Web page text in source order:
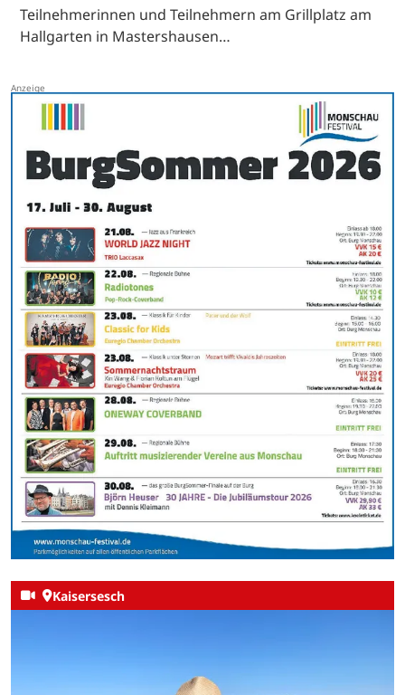
Teilnehmerinnen und Teilnehmern am Grillplatz am
Hallgarten in Mastershausen…
Kaisersesch